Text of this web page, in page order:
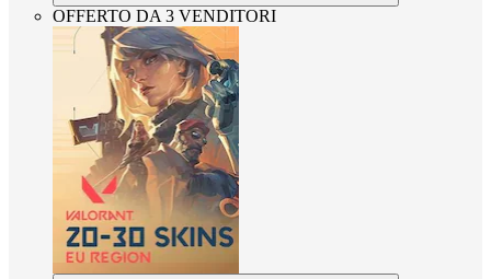
OFFERTO DA 3 VENDITORI